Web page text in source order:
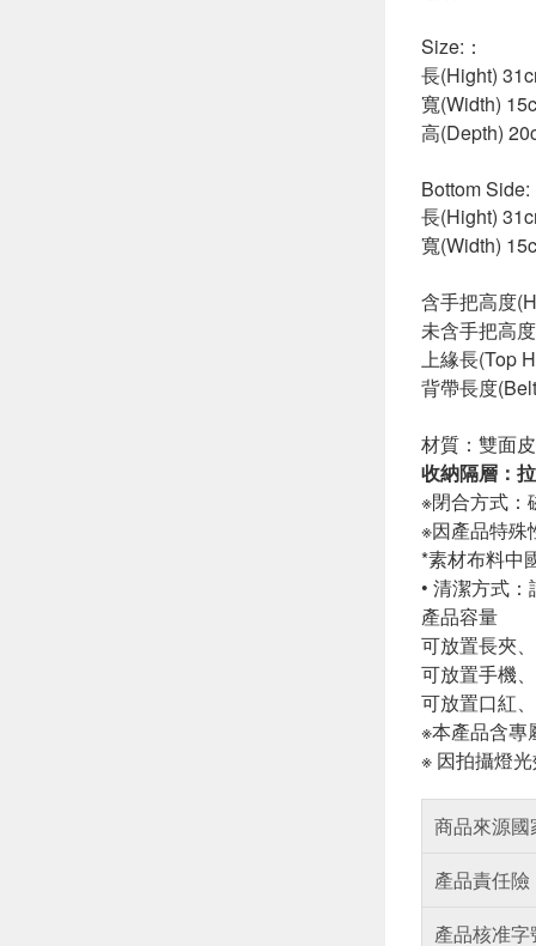
Size:：
長(Hight)
寬(Width)
高(Depth)
Bottom Side:
長(Hight)
寬(Width)
含手把高度
未含手把高
上緣長(Top
背帶長度
材質：雙面
收納隔層：
※閉合方式：
※因產品特殊
*素材布料中
• 清潔方式
產品容量
可放置長夾
可放置手機
可放置口紅
※本產品含專
※ 因拍攝燈
商品來源國
產品責任險
產品核准字